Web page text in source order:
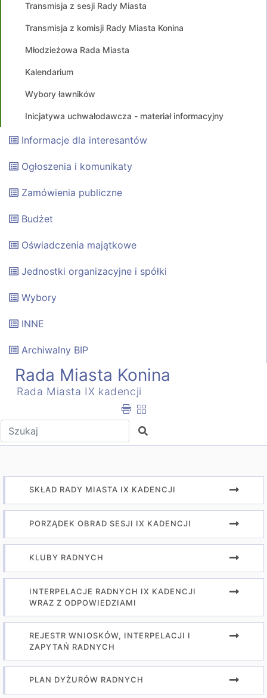
Transmisja z sesji Rady Miasta
Transmisja z komisji Rady Miasta Konina
Młodzieżowa Rada Miasta
Kalendarium
Wybory ławników
Inicjatywa uchwałodawcza - materiał informacyjny
Informacje dla interesantów
Ogłoszenia i komunikaty
Zamówienia publiczne
Budżet
Oświadczenia majątkowe
Jednostki organizacyjne i spółki
Wybory
INNE
Archiwalny BIP
Rada Miasta Konina
Rada Miasta IX kadencji
Wpisz tekst do wyszukania Szukaj
SKŁAD RADY MIASTA IX KADENCJI
PORZĄDEK OBRAD SESJI IX KADENCJI
KLUBY RADNYCH
INTERPELACJE RADNYCH IX KADENCJI
WRAZ Z ODPOWIEDZIAMI
REJESTR WNIOSKÓW, INTERPELACJI I
ZAPYTAŃ RADNYCH
PLAN DYŻURÓW RADNYCH